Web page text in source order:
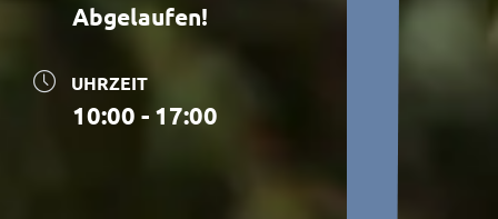
Abgelaufen!
UHRZEIT
10:00 - 17:00